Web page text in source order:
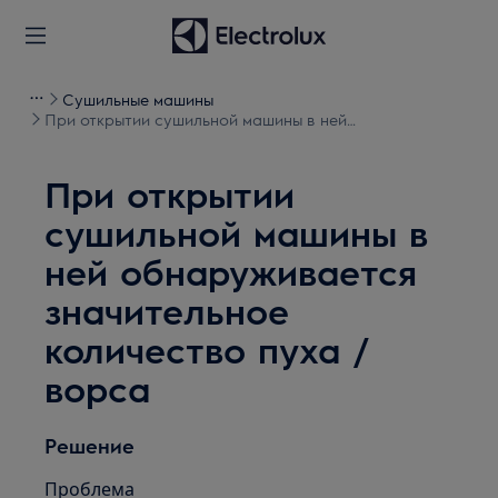
Сушильные машины
При открытии сушильной машины в ней
При открытии
сушильной машины в
ней обнаруживается
значительное
количество пуха /
ворса
Решение
Проблема